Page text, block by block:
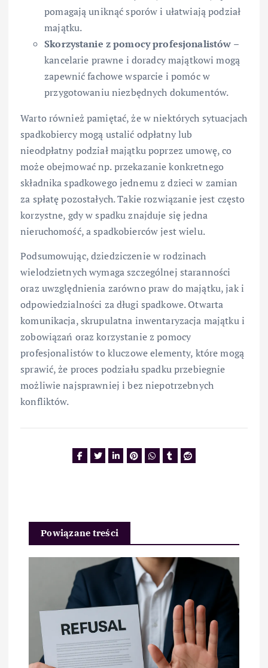
pomagają uniknąć sporów i ułatwiają podział
majątku.
Skorzystanie z pomocy profesjonalistów –
kancelarie prawne i doradcy majątkowi mogą
zapewnić fachowe wsparcie i pomóc w
przygotowaniu niezbędnych dokumentów.
Warto również pamiętać, że w niektórych sytuacjach
spadkobiercy mogą ustalić odpłatny lub
nieodpłatny podział majątku poprzez umowę, co
może obejmować np. przekazanie konkretnego
składnika spadkowego jednemu z dzieci w zamian
za spłatę pozostałych. Takie rozwiązanie jest często
korzystne, gdy w spadku znajduje się jedna
nieruchomość, a spadkobierców jest wielu.
Podsumowując, dziedziczenie w rodzinach
wielodzietnych wymaga szczególnej staranności
oraz uwzględnienia zarówno praw do majątku, jak i
odpowiedzialności za długi spadkowe. Otwarta
komunikacja, skrupulatna inwentaryzacja majątku i
zobowiązań oraz korzystanie z pomocy
profesjonalistów to kluczowe elementy, które mogą
sprawić, że proces podziału spadku przebiegnie
możliwie najsprawniej i bez niepotrzebnych
konfliktów.
Powiązane treści